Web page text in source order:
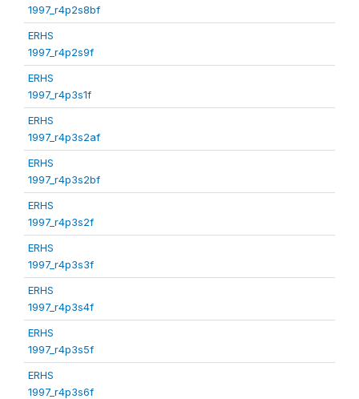
1997_r4p2s8bf
ERHS
1997_r4p2s9f
ERHS
1997_r4p3s1f
ERHS
1997_r4p3s2af
ERHS
1997_r4p3s2bf
ERHS
1997_r4p3s2f
ERHS
1997_r4p3s3f
ERHS
1997_r4p3s4f
ERHS
1997_r4p3s5f
ERHS
1997_r4p3s6f